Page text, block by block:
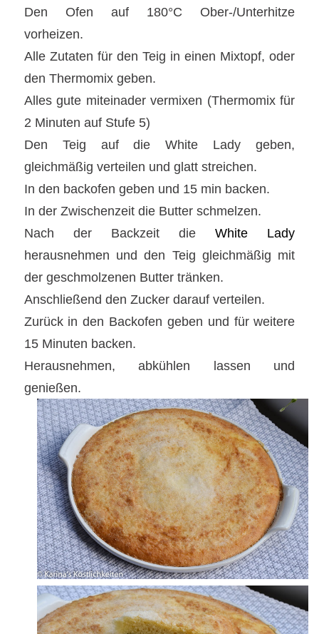
Den Ofen auf 180°C Ober-/Unterhitze
vorheizen.
Alle Zutaten für den Teig in einen Mixtopf, oder
den Thermomix geben.
Alles gute miteinader vermixen (Thermomix für
2 Minuten auf Stufe 5)
Den Teig auf die White Lady geben,
gleichmäßig verteilen und glatt streichen.
In den backofen geben und 15 min backen.
In der Zwischenzeit die Butter schmelzen.
Nach der Backzeit dieWhite Lady
herausnehmen und den Teig gleichmäßig mit
der geschmolzenen Butter tränken.
Anschließend den Zucker darauf verteilen.
Zurück in den Backofen geben und für weitere
15 Minuten backen.
Herausnehmen, abkühlen lassen und
genießen.